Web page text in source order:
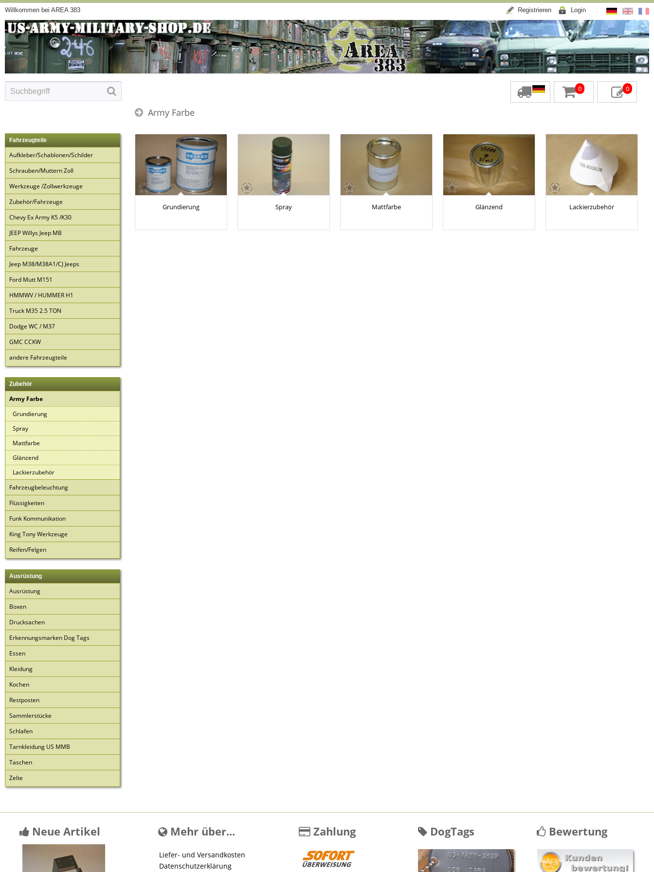
Willkommen bei AREA 383 Registrieren Login
0 0
Army Farbe
Fahrzeugteile
Aufkleber/Schablonen/Schilder
Schrauben/Muttern Zoll
Werkzeuge /Zollwerkzeuge
Zubehör/Fahrzeuge
Chevy Ex Army K5 /K30
JEEP Willys Jeep MB
Fahrzeuge
Jeep M38/M38A1/CJ Jeeps
Ford Mutt M151
HMMWV / HUMMER H1
Truck M35 2.5 TON
Dodge WC / M37
GMC CCKW
andere Fahrzeugteile
Zubehör
Army Farbe
Grundierung
Spray
Mattfarbe
Glänzend
Lackierzubehör
Fahrzeugbeleuchtung
Flüssigkeiten
Funk Kommunikation
King Tony Werkzeuge
Reifen/Felgen
Ausrüstung
Ausrüstung
Boxen
Drucksachen
Erkennungsmarken Dog Tags
Essen
Kleidung
Kochen
Restposten
Sammlerstücke
Schlafen
Tarnkleidung US MMB
Taschen
Zelte
Grundierung Spray Mattfarbe Glänzend Lackierzubehör
Neue Artikel Mehr über...
Liefer- und Versandkosten
Datenschutzerklärung
Zahlung DogTags Bewertung